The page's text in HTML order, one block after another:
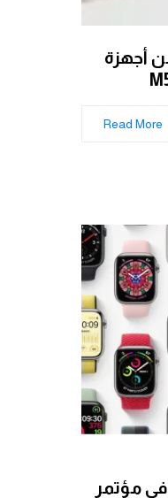
أجهزة
Read More
الإعلان عن تحديث watchOS 9 في مؤتمر